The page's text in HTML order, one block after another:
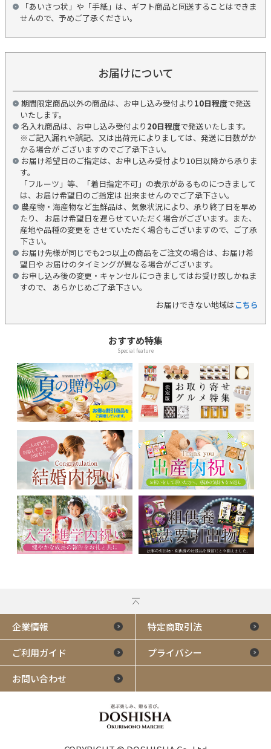
「あいさつ状」や「手紙」は、ギフト商品と同送することはできま
せんので、予めご了承ください。
お届けについて
期間限定商品以外の商品は、お申し込み受付より 10日程度で発送
いたします。
名入れ商品は、お申し込み受付より 20日程度で発送いたします。
※ご記入漏れや誤記、又は出荷元によりましては、発送に日数がか
かる場合が ございますのでご了承下さい。
お届け希望日のご指定は、お申し込み受付より10日以降から承りま
す。
「フルーツ」等、「着日指定不可」の表示があるものにつきまして
は、お届け希望日のご指定は 出来ませんのでご了承下さい。
農産物・海産物など生鮮品は、気象状況により、承り終了日を早め
たり、 お届け希望日を遅らせていただく場合がございます。また、
産地や品種の変更を させていただく場合もございますので、ご了承
下さい。
お届け先様が同じでも2つ以上の商品をご注文の場合は、お届け希
望日や お届けのタイミングが異なる場合がございます。
お申し込み後の変更・キャンセルにつきましてはお受け致しかねま
すので、 あらかじめご了承下さい。
お届けできない地域はこちら
おすすめ特集
Special feature
企業情報 特定商取引法
ご利用ガイド プライバシー
お問い合わせ